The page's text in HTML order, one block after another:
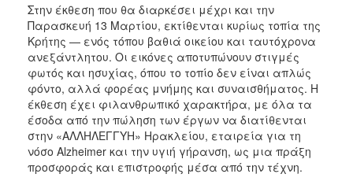
Στην έκθεση που θα διαρκέσει μέχρι και την
Παρασκευή 13 Μαρτίου, εκτίθενται κυρίως τοπία της
Κρήτης — ενός τόπου βαθιά οικείου και ταυτόχρονα
ανεξάντλητου. Οι εικόνες αποτυπώνουν στιγμές
φωτός και ησυχίας, όπου το τοπίο δεν είναι απλώς
φόντο, αλλά φορέας μνήμης και συναισθήματος. Η
έκθεση έχει φιλανθρωπικό χαρακτήρα, με όλα τα
έσοδα από την πώληση των έργων να διατίθενται
στην «ΑΛΛΗΛΕΓΓΥΗ» Ηρακλείου, εταιρεία για τη
νόσο Alzheimer και την υγιή γήρανση, ως μια πράξη
προσφοράς και επιστροφής μέσα από την τέχνη.